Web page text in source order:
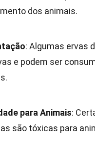
dos animais.
: Algumas ervas
e podem ser
para Animais:
são tóxicas para